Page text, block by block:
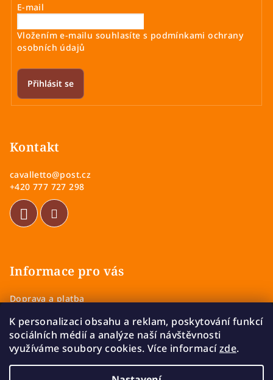
K personalizaci obsahu a reklam, poskytování funkcí
sociálních médií a analýze naší návštěvnosti
využíváme soubory cookies. Více informacízde.
E-mail
Vložením e-mailu souhlasíte s podmínkami ochrany
osobních údajů
Přihlásit se
Kontakt
cavalletto@post.cz
+420 777 727 298
Informace pro vás
Doprava a platba
Zásady ochrany osobních údajů
Vrácení a výměna zboží